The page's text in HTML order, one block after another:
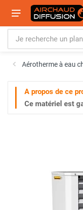
Aérotherme à eau
A propos de ce
Ce matériel est